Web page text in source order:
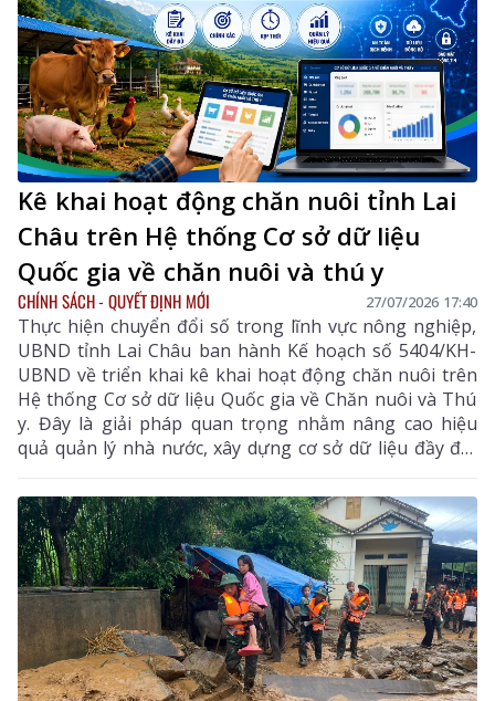
Kê khai hoạt động chăn nuôi tỉnh Lai
Châu trên Hệ thống Cơ sở dữ liệu
Quốc gia về chăn nuôi và thú y
CHÍNH SÁCH - QUYẾT ĐỊNH MỚI 27/07/2026 17:40
Thực hiện chuyển đổi số trong lĩnh vực nông nghiệp,
UBND tỉnh Lai Châu ban hành Kế hoạch số 5404/KH-
UBND về triển khai kê khai hoạt động chăn nuôi trên
Hệ thống Cơ sở dữ liệu Quốc gia về Chăn nuôi và Thú
y. Đây là giải pháp quan trọng nhằm nâng cao hiệu
quả quản lý nhà nước, xây dựng cơ sở dữ liệu đầy đủ,
chính xác và kịp thời.